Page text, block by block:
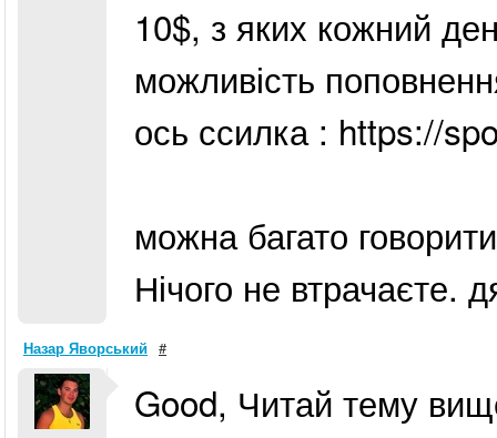
10$, з яких кожний
можливість
ось ссилка : https://
можна багато
Нічого не втрачаєте.
Назар Яворський #
Good, Читай тему